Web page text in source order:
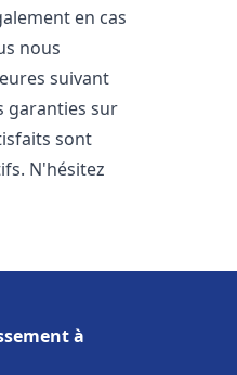
en cas
nous
suivant
garanties sur
sont
N'hésitez
à